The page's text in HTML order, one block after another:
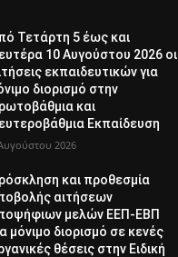
Τετάρτη 5 έως και
10 Αυγούστου 2026 οι
εκπαιδευτικών για
διορισμό στην
και
Εκπαίδευση
2026
και προθεσμία
αιτήσεων
μελών ΕΕΠ-ΕΒΠ
μόνιμο διορισμό σε κενές
θέσεις στην Ειδική